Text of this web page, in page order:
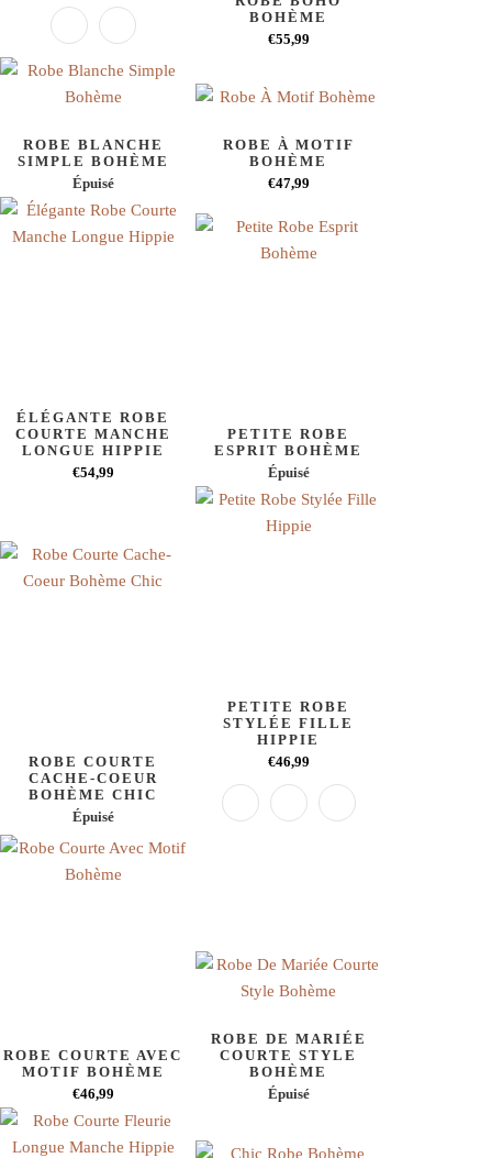
BOHÈME
€55,99
ROBE BLANCHE
SIMPLE BOHÈME
Épuisé
ROBE À MOTIF
BOHÈME
€47,99
ÉLÉGANTE ROBE
COURTE MANCHE
LONGUE HIPPIE
€54,99
PETITE ROBE
ESPRIT BOHÈME
Épuisé
ROBE COURTE
CACHE-COEUR
BOHÈME CHIC
Épuisé
PETITE ROBE
STYLÉE FILLE
HIPPIE
€46,99
ROBE COURTE AVEC
MOTIF BOHÈME
€46,99
ROBE DE MARIÉE
COURTE STYLE
BOHÈME
Épuisé